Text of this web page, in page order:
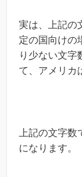
実は、上記の
定の国向けの
り少ない文字
て、アメリカ
上記の文字
になります。